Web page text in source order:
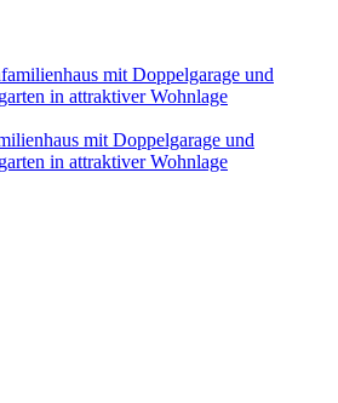
mit Doppelgarage und
in attraktiver Wohnlage